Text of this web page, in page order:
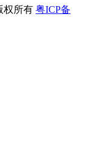
权所有 粤ICP备